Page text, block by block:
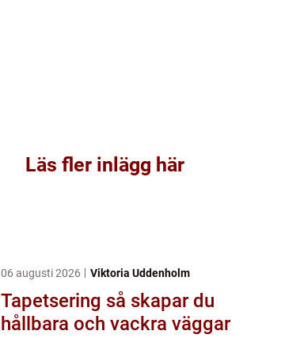
Läs fler inlägg här
06 augusti 2026 Viktoria Uddenholm
Tapetsering så skapar du
hållbara och vackra väggar